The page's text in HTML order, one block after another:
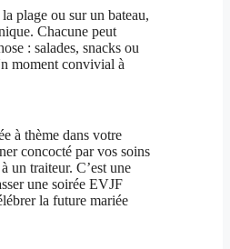
plage ou sur un bateau,
Chacune peut
: salades, snacks ou
moment convivial à
à thème dans votre
concocté par vos soins
un traiteur. C’est une
une soirée EVJF
la future mariée